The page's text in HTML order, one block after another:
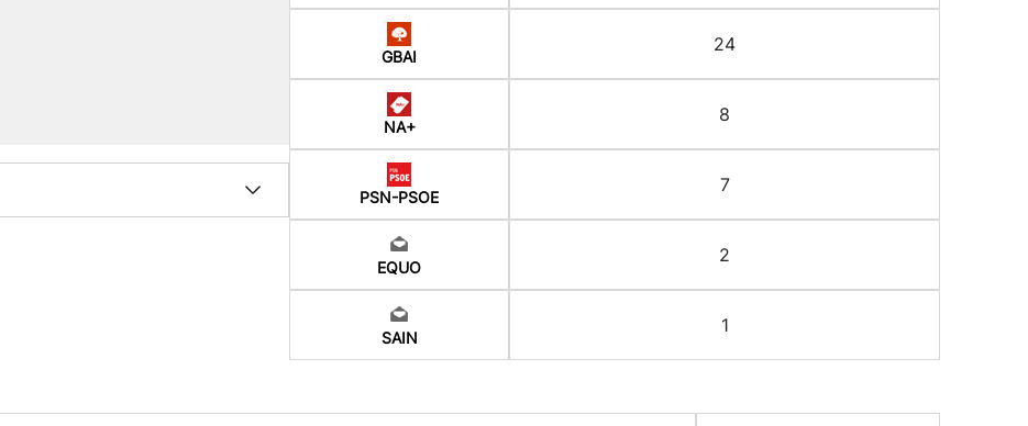
GBAI
24
NA+
8
PSN-PSOE
7
EQUO
2
SAIN
1